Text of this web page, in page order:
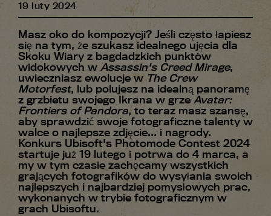
19 luty 2024
Masz oko do kompozycji? Jeśli często łapiesz
się na tym, że szukasz idealnego ujęcia dla
Skoku Wiary z bagdadzkich punktów
widokowych w Assassin's Creed Mirage,
uwieczniasz ewolucje wThe Crew
Motorfest, lub polujesz na idealną panoramę
z grzbietu swojego Ikrana w grze Avatar:
Frontiers of Pandora, to teraz masz szansę,
aby sprawdzić swoje fotograficzne talenty w
walce o najlepsze zdjęcie... i nagrody.
Konkurs Ubisoft's Photomode Contest 2024
startuje już 19 lutego i potrwa do 4 marca, a
my w tym czasie zachęcamy wszystkich
grających fotografików do wysyłania swoich
najlepszych i najbardziej pomysłowych prac,
wykonanych w trybie fotograficznym w
grach Ubisoftu.